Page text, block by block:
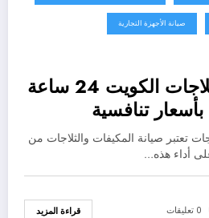
صيانة الأجهزة التجارية
صيانة مكيفات وثلاجات الكويت 24 ساعة
تنافسية
تعتبر صيانة المكيفات والثلاجات من
أداء هذه…
0 تعليقات قراءة المزيد